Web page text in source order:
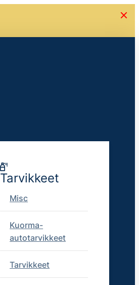
Tarvikkeet
Misc
Kuorma-
autotarvikkeet
Tarvikkeet